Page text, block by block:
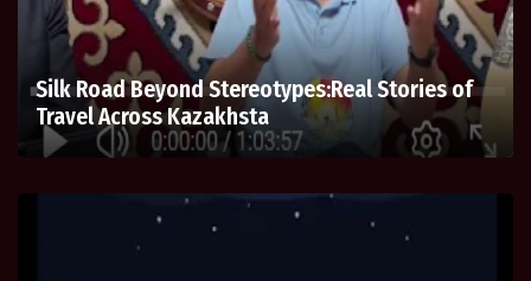
Silk Road Beyond Stereotypes:Real Stories of
Travel Across Kazakhsta